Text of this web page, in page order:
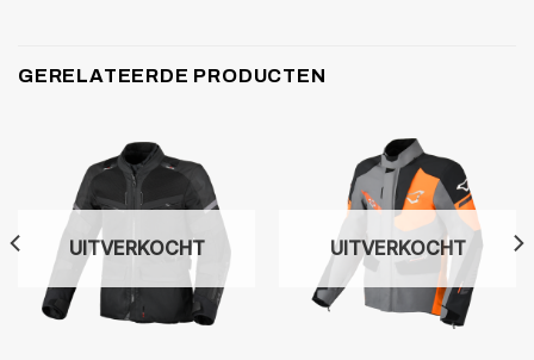
GERELATEERDE PRODUCTEN
UITVERKOCHT UITVERKOCHT